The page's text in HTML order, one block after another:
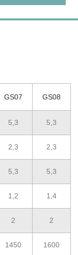
GS07 GS08
5,3 5,3
2,3 2,3
5,3 5,3
1,2 1,4
2 2
1450 1600